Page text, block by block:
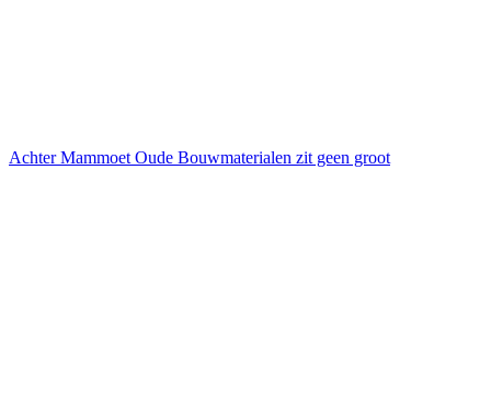
Achter Mammoet Oude Bouwmaterialen zit geen groot